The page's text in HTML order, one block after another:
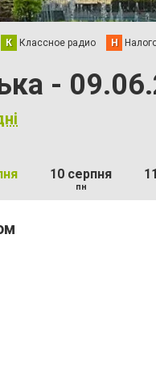
К Классное радио Н
-
10 серпня
пн